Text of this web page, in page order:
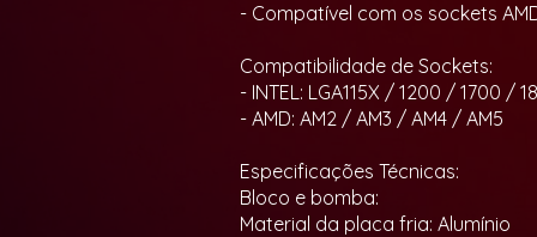
- Compatível com os sockets
Compatibilidade de Sockets:
- INTEL: LGA115X / 1200 / 1700 /
- AMD: AM2 / AM3 / AM4 / AM5
Especificações Técnicas:
Bloco e bomba:
Material da placa fria: Alumínio